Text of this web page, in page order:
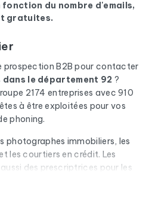
du nombre d'emails,
gratuites.
prospection B2B pour contacter
dans le département 92 ?
2174 entreprises avec 910
à être exploitées pour vos
phoning.
photographes immobiliers, les
les courtiers en crédit. Les
des prescriptrices pour les
et les artisans du